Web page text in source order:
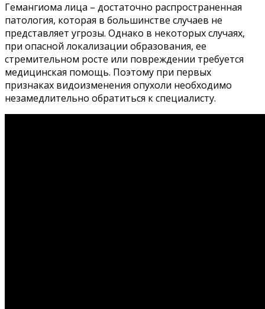
Гемангиома лица – достаточно распространенная
патология, которая в большинстве случаев не
представляет угрозы. Однако в некоторых случаях,
при опасной локализации образования, ее
стремительном росте или повреждении требуется
медицинская помощь. Поэтому при первых
признаках видоизменения опухоли необходимо
незамедлительно обратиться к специалисту.